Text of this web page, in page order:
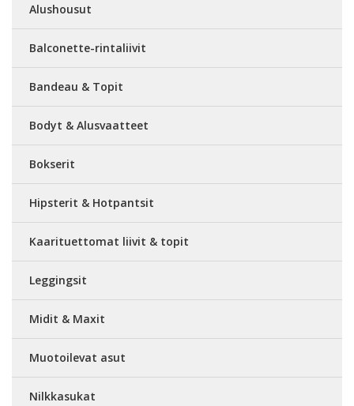
Alushousut
Balconette-rintaliivit
Bandeau & Topit
Bodyt & Alusvaatteet
Bokserit
Hipsterit & Hotpantsit
Kaarituettomat liivit & topit
Leggingsit
Midit & Maxit
Muotoilevat asut
Nilkkasukat